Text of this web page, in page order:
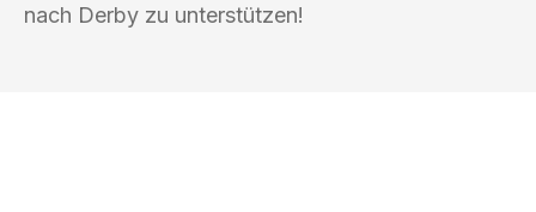
nach Derby zu unterstützen!